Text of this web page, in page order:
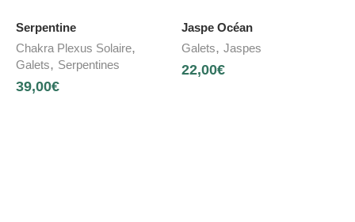
Serpentine
Chakra Plexus Solaire,
Galets, Serpentines
39,00€
Jaspe Océan
Galets, Jaspes
22,00€